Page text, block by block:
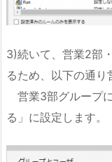
3)続いて、営業2部
るため、以下の通り
営業3部グループ
る」に設定します。